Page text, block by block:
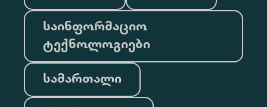
საინფორმაციო
ტექნოლოგიები
სამართალი